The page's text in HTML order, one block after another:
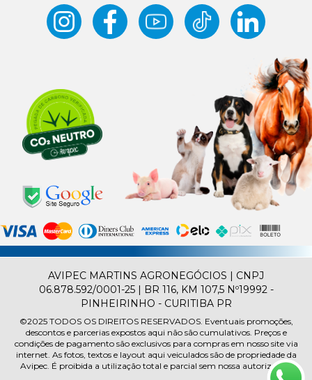
AVIPEC MARTINS AGRONEGÓCIOS | CNPJ
06.878.592/0001-25 | BR 116, KM 107,5 Nº19992 -
PINHEIRINHO - CURITIBA PR
©2025 TODOS OS DIREITOS RESERVADOS. Eventuais promoções,
descontos e parcerias expostos aqui não são cumulativos. Preços e
condições de pagamento são exclusivos para compras em nosso site via
internet. As fotos, textos e layout aqui veiculados são de propriedade da
Avipec. É proibida a utilização total e parcial sem nossa autorização.